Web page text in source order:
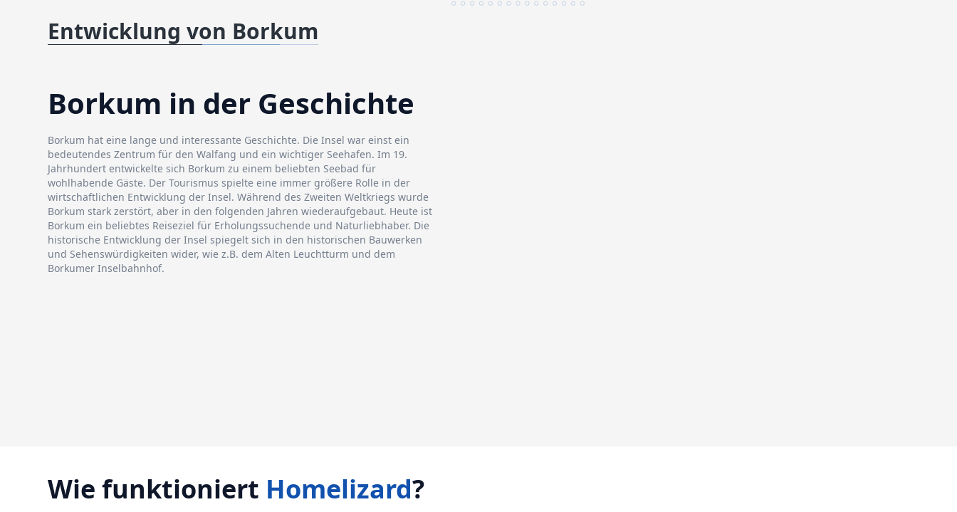
Entwicklung von Borkum
Borkum in der Geschichte
Borkum hat eine lange und interessante Geschichte. Die Insel war einst ein
bedeutendes Zentrum für den Walfang und ein wichtiger Seehafen. Im 19.
Jahrhundert entwickelte sich Borkum zu einem beliebten Seebad für
wohlhabende Gäste. Der Tourismus spielte eine immer größere Rolle in der
wirtschaftlichen Entwicklung der Insel. Während des Zweiten Weltkriegs wurde
Borkum stark zerstört, aber in den folgenden Jahren wiederaufgebaut. Heute ist
Borkum ein beliebtes Reiseziel für Erholungssuchende und Naturliebhaber. Die
historische Entwicklung der Insel spiegelt sich in den historischen Bauwerken
und Sehenswürdigkeiten wider, wie z.B. dem Alten Leuchtturm und dem
Borkumer Inselbahnhof.
Wie funktioniert Homelizard?